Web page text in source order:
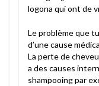
logona qui ont de
Le problème que
d’une cause
La perte de
a des causes
shampooing par